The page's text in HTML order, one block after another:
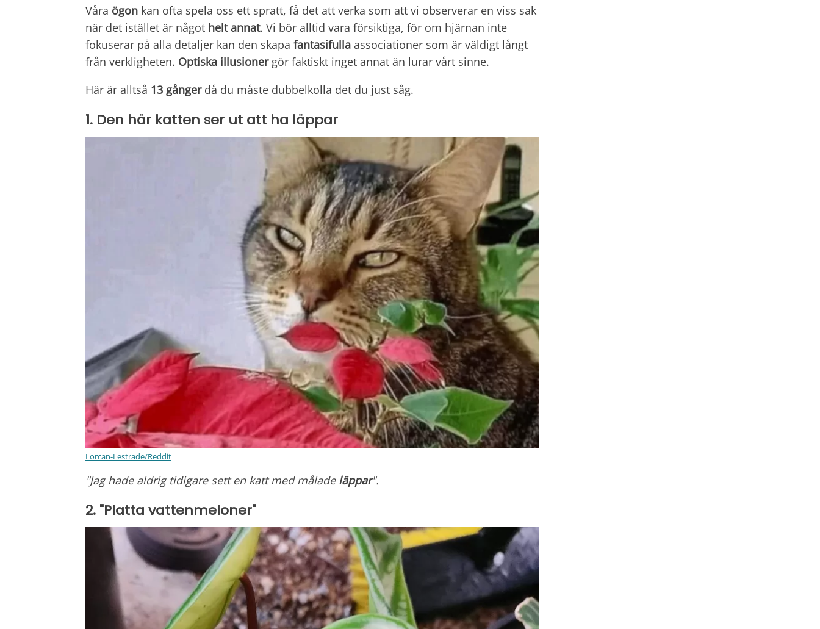
Våra ögon kan ofta spela oss ett spratt, få det att verka som att vi observerar en viss sak
när det istället är något helt annat. Vi bör alltid vara försiktiga, för om hjärnan inte
fokuserar på alla detaljer kan den skapa fantasifulla associationer som är väldigt långt
från verkligheten. Optiska illusionergör faktiskt inget annat än lurar vårt sinne.
Här är alltså 13 gångerdå du måste dubbelkolla det du just såg.
1. Den här katten ser ut att ha läppar
Lorcan-Lestrade/Reddit
"Jag hade aldrig tidigare sett en katt med målade läppar".
2. "Platta vattenmeloner"